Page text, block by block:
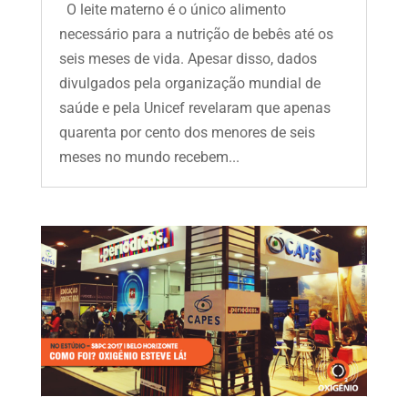
O leite materno é o único alimento
necessário para a nutrição de bebês até os
seis meses de vida. Apesar disso, dados
divulgados pela organização mundial de
saúde e pela Unicef revelaram que apenas
quarenta por cento dos menores de seis
meses no mundo recebem...